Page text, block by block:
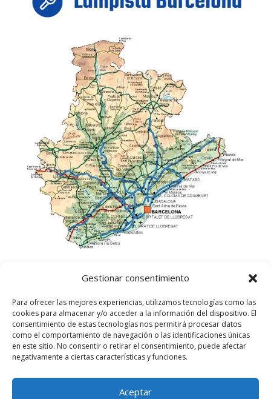
Gestionar consentimiento
Para ofrecer las mejores experiencias, utilizamos tecnologías como las
cookies para almacenar y/o acceder a la información del dispositivo. El
consentimiento de estas tecnologías nos permitirá procesar datos
como el comportamiento de navegación o las identificaciones únicas
en este sitio. No consentir o retirar el consentimiento, puede afectar
negativamente a ciertas características y funciones.
Aceptar
Lampista Barcelona. Todos los derechos